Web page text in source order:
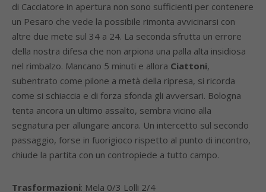
di Cacciatore in apertura non sono sufficienti per contenere
un Pesaro che vede la possibile rimonta avvicinarsi con
altre due mete sul 34 a 24. La seconda sfrutta un errore
della nostra difesa che non arpiona una palla alta insidiosa
nel rimbalzo. Mancano 5 minuti e allora Ciattoni,
subentrato come pilone a metà della ripresa, si ricorda
come si schiaccia e di forza sfonda gli avversari. Bologna
tenta ancora un ultimo assalto, sembra vicino alla
segnatura per allungare ancora. Un intercetto sul secondo
passaggio, forse in fuorigioco rispetto al punto di incontro,
chiude la partita con un contropiede a tutto campo.
Trasformazioni: Mela 0/3 Lolli 2/4